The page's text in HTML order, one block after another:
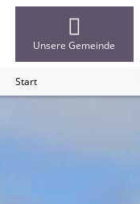
Unsere Gemeinde
Start